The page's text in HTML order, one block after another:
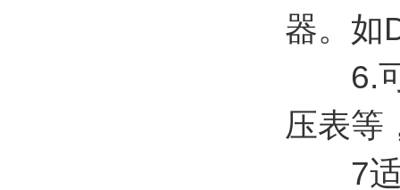
器。如
6.可
压表等
7适